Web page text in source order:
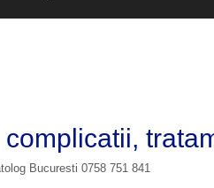
Bucuresti 0758 751 841